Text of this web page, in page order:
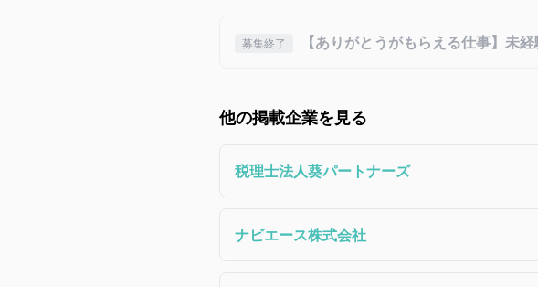
募集終了 【ありがとうがもらえる仕事】未
他の掲載企業を見る
税理士法人葵パートナーズ
ナビエース株式会社